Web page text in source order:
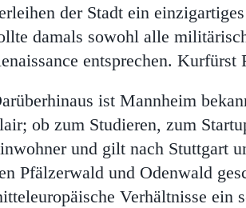
der Stadt ein
damals sowohl alle
entsprechen.
ist Mannheim
ob zum Studieren, zum
und gilt nach Stuttgart
Pfälzerwald und Odenwald
Verhältnisse ein